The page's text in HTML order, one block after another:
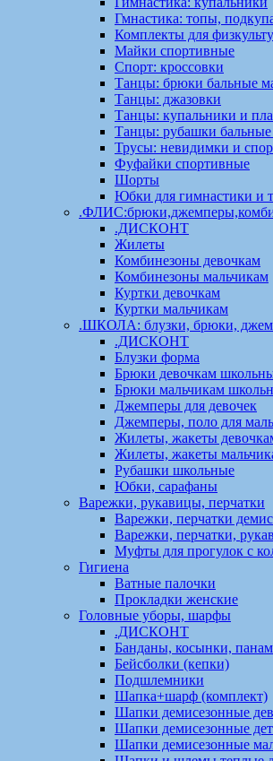
Гмнастика: топы,
Комплекты для
Майки спортивные
Спорт: кроссовки
Танцы: брюки бальные
Танцы: джазовки
Танцы: купальники и
Танцы: рубашки бальные
Трусы: невидимки и
Фуфайки спортивные
Шорты
Юбки для гимнастики и
.ДИСКОНТ
Жилеты
Комбинезоны девочкам
Комбинезоны мальчикам
Куртки девочкам
Куртки мальчикам
.ШКОЛА: блузки, брюки,
.ДИСКОНТ
Блузки форма
Брюки девочкам
Брюки мальчикам
Джемперы для девочек
Джемперы, поло для
Жилеты, жакеты
Жилеты, жакеты
Рубашки школьные
Юбки, сарафаны
Варежки, рукавицы, перчатки
Варежки, перчатки
Варежки, перчатки,
Муфты для прогулок с
Гигиена
Ватные палочки
Прокладки женские
Головные уборы, шарфы
.ДИСКОНТ
Банданы, косынки,
Бейсболки (кепки)
Подшлемники
Шапка+шарф (комплект)
Шапки демисезонные
Шапки демисезонные
Шапки демисезонные